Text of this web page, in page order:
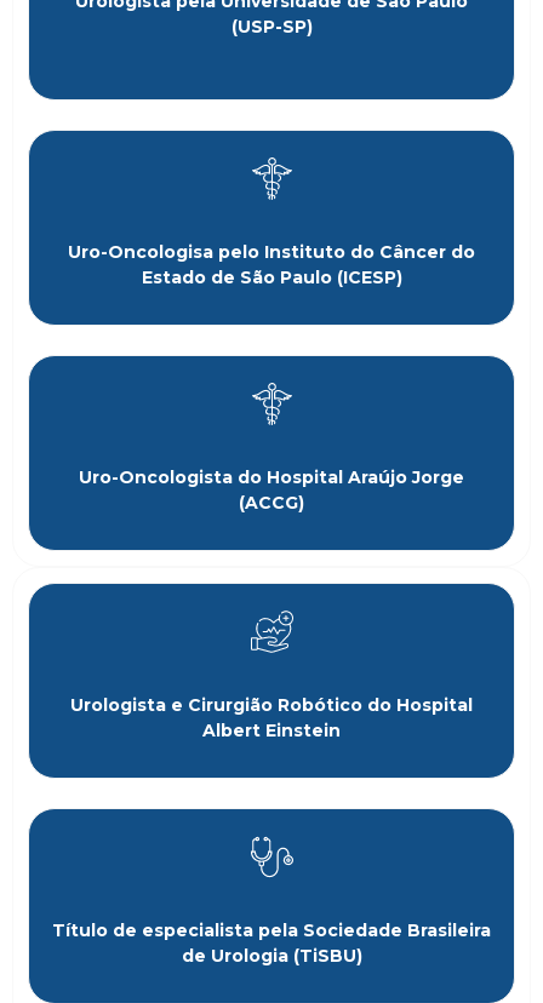
(USP-SP)
Uro-Oncologisa pelo Instituto do Câncer do
Estado de São Paulo (ICESP)
Uro-Oncologista do Hospital Araújo Jorge
(ACCG)
Urologista e Cirurgião Robótico do Hospital
Albert Einstein
Título de especialista pela Sociedade Brasileira
de Urologia (TiSBU)